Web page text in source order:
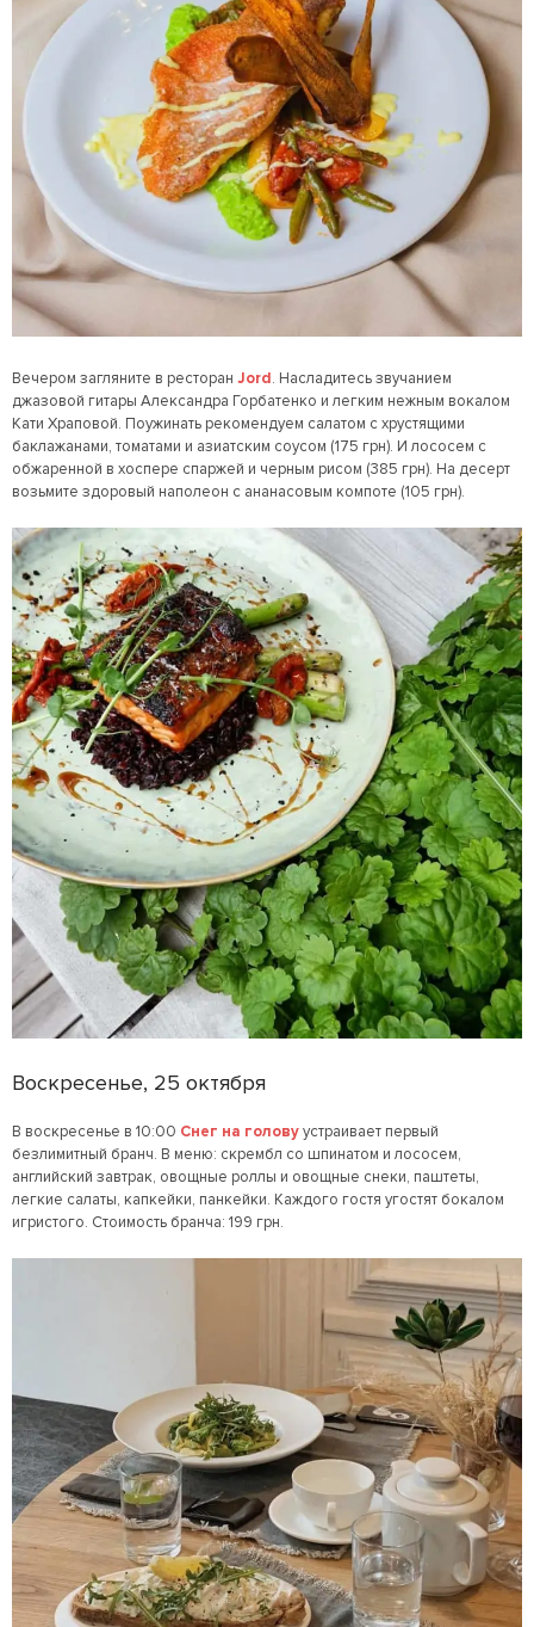
Вечером загляните в ресторан Jord. Насладитесь звучанием
джазовой гитары Александра Горбатенко и легким нежным вокалом
Кати Храповой. Поужинать рекомендуем салатом с хрустящими
баклажанами, томатами и азиатским соусом (175 грн). И лососем с
обжаренной в хоспере спаржей и черным рисом (385 грн). На десерт
возьмите здоровый наполеон с ананасовым компоте (105 грн).
Воскресенье, 25 октября
В воскресенье в 10:00 Снег на головуустраивает первый
безлимитный бранч. В меню: скрембл со шпинатом и лососем,
английский завтрак, овощные роллы и овощные снеки, паштеты,
легкие салаты, капкейки, панкейки. Каждого гостя угостят бокалом
игристого. Стоимость бранча: 199 грн.